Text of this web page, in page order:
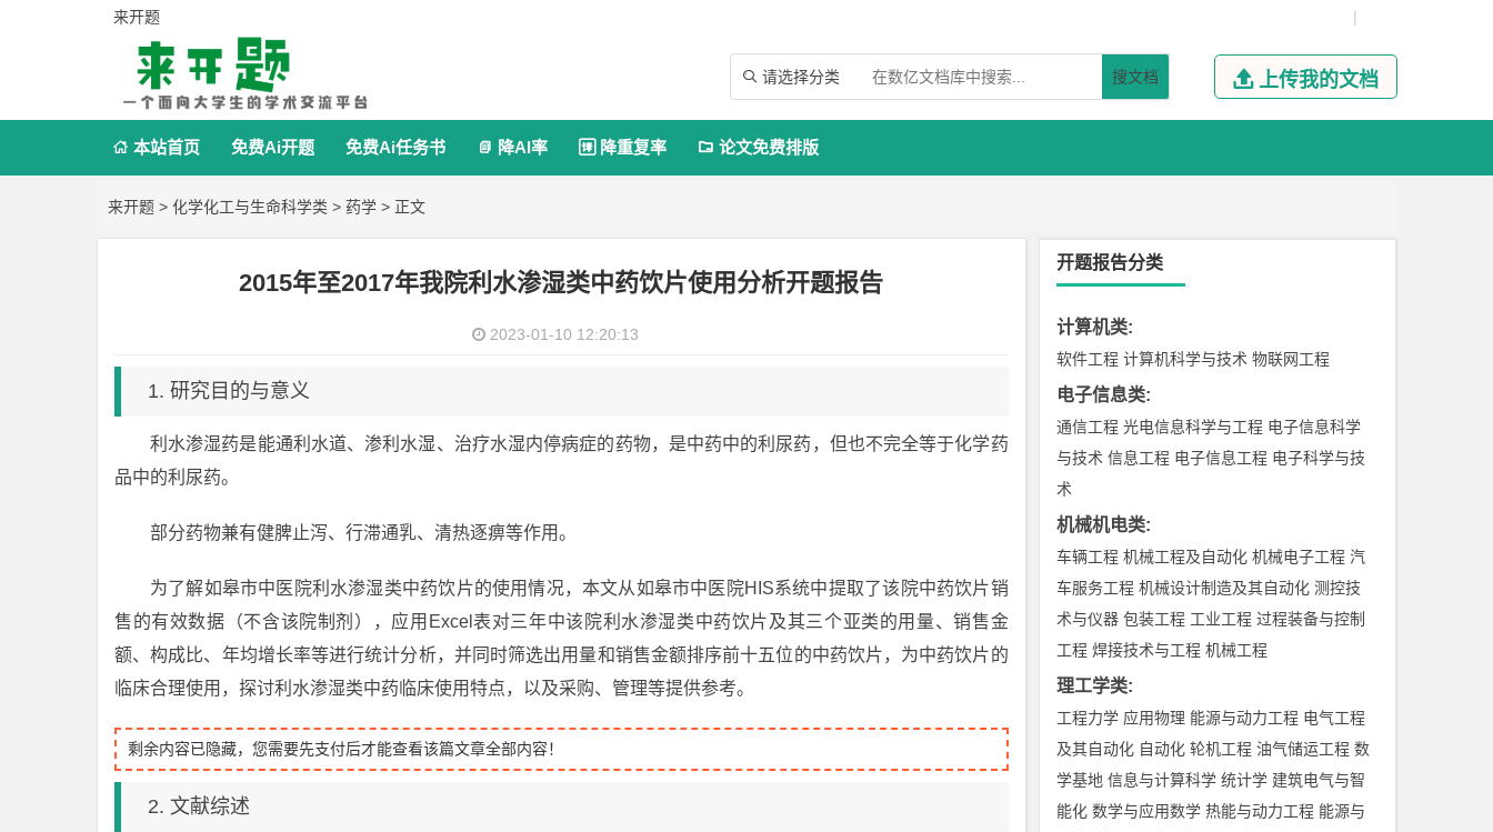
来开题 |
 请选择分类 搜文档  上传我的文档
 本站首页 免费Ai开题 免费Ai任务书  降AI率  降重复率  论文免费排版
来开题 > 化学化工与生命科学类 > 药学 > 正文
2015年至2017年我院利水渗湿类中药饮片使用分析开题报告
2023-01-10 12:20:13
1. 研究目的与意义
利水渗湿药是能通利水道、渗利水湿、治疗水湿内停病症的药物，是中药中的利尿药，但也不完全等于化学药
品中的利尿药。
部分药物兼有健脾止泻、行滞通乳、清热逐痹等作用。
为了解如皋市中医院利水渗湿类中药饮片的使用情况，本文从如皋市中医院HIS系统中提取了该院中药饮片销
售的有效数据（不含该院制剂），应用Excel表对三年中该院利水渗湿类中药饮片及其三个亚类的用量、销售金
额、构成比、年均增长率等进行统计分析，并同时筛选出用量和销售金额排序前十五位的中药饮片，为中药饮片的
临床合理使用，探讨利水渗湿类中药临床使用特点，以及采购、管理等提供参考。
剩余内容已隐藏，您需要先支付后才能查看该篇文章全部内容！
2. 文献综述
开题报告分类
计算机类:
软件工程 计算机科学与技术 物联网工程
电子信息类:
通信工程 光电信息科学与工程 电子信息科学
与技术 信息工程 电子信息工程 电子科学与技
术
机械机电类:
车辆工程 机械工程及自动化 机械电子工程 汽
车服务工程 机械设计制造及其自动化 测控技
术与仪器 包装工程 工业工程 过程装备与控制
工程 焊接技术与工程 机械工程
理工学类:
工程力学 应用物理 能源与动力工程 电气工程
及其自动化 自动化 轮机工程 油气储运工程 数
学基地 信息与计算科学 统计学 建筑电气与智
能化 数学与应用数学 热能与动力工程 能源与